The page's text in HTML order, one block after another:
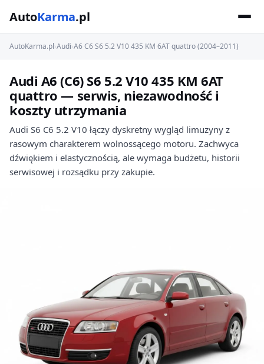
AutoKarma.pl
AutoKarma.pl›Audi›A6 C6 S6 5.2 V10 435 KM 6AT quattro (2004–2011)
Audi A6 (C6) S6 5.2 V10 435 KM 6AT
quattro — serwis, niezawodność i
koszty utrzymania
Audi S6 C6 5.2 V10 łączy dyskretny wygląd limuzyny z
rasowym charakterem wolnossącego motoru. Zachwyca
dźwiękiem i elastycznością, ale wymaga budżetu, historii
serwisowej i rozsądku przy zakupie.